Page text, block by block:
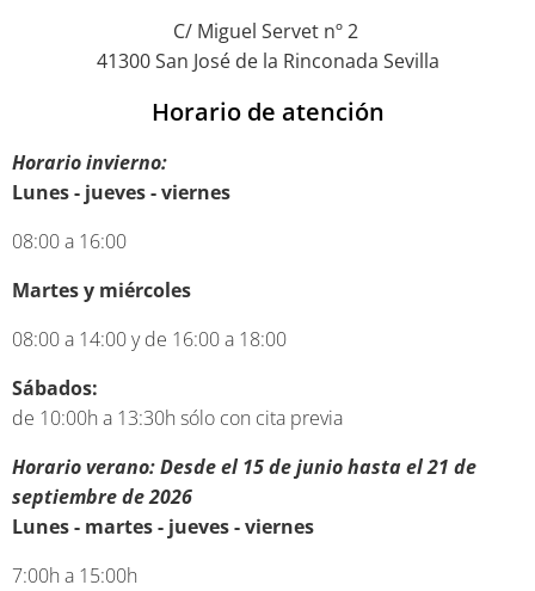
C/ Miguel Servet nº 2
41300 San José de la Rinconada Sevilla
Horario de atención
Horario invierno:
Lunes - jueves - viernes
08:00 a 16:00
Martes y miércoles
08:00 a 14:00 y de 16:00 a 18:00
Sábados:
de 10:00h a 13:30h sólo con cita previa
Horario verano: Desde el 15 de junio hasta el 21 de
septiembre de 2026
Lunes - martes - jueves - viernes
7:00h a 15:00h